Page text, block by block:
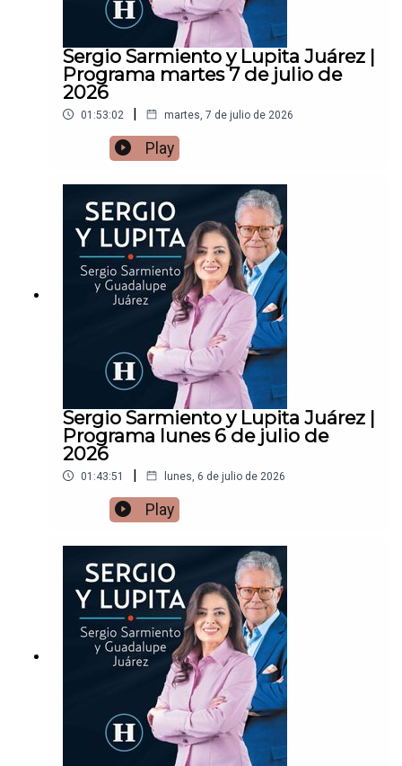
Sergio Sarmiento y Lupita Juárez |
Programa martes 7 de julio de
2026
01:53:02 | martes, 7 de julio de 2026
Play
Sergio Sarmiento y Lupita Juárez |
Programa lunes 6 de julio de
2026
01:43:51 | lunes, 6 de julio de 2026
Play